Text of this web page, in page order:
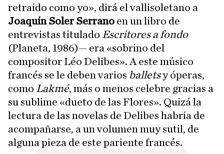
retraído como yo», dirá el vallisoletano a
Joaquín Soler Serrano en un libro de
entrevistas titulado Escritores a fondo
(Planeta, 1986)— era «sobrino del
compositor Léo Delibes». A este músico
francés se le deben varios balletsy óperas,
como Lakmé, más o menos celebre gracias a
su sublime «dueto de las Flores». Quizá la
lectura de las novelas de Delibes habría de
acompañarse, a un volumen muy sutil, de
alguna pieza de este pariente francés.